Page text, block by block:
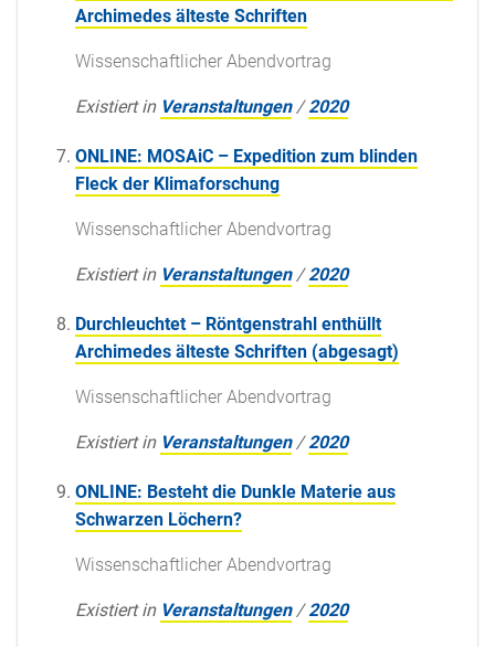
Archimedes älteste Schriften
Wissenschaftlicher Abendvortrag
Existiert in Veranstaltungen /2020
ONLINE: MOSAiC – Expedition zum blinden
Fleck der Klimaforschung
Wissenschaftlicher Abendvortrag
Existiert in Veranstaltungen /2020
Durchleuchtet – Röntgenstrahl enthüllt
Archimedes älteste Schriften (abgesagt)
Wissenschaftlicher Abendvortrag
Existiert in Veranstaltungen /2020
ONLINE: Besteht die Dunkle Materie aus
Schwarzen Löchern?
Wissenschaftlicher Abendvortrag
Existiert in Veranstaltungen /2020